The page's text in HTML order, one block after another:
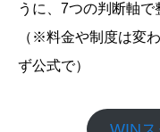
うに、7つの判断軸で
（※料金や制度は変
ず公式で）